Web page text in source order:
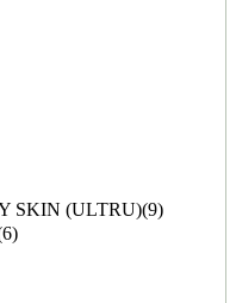
SKIN (ULTRU)(9)